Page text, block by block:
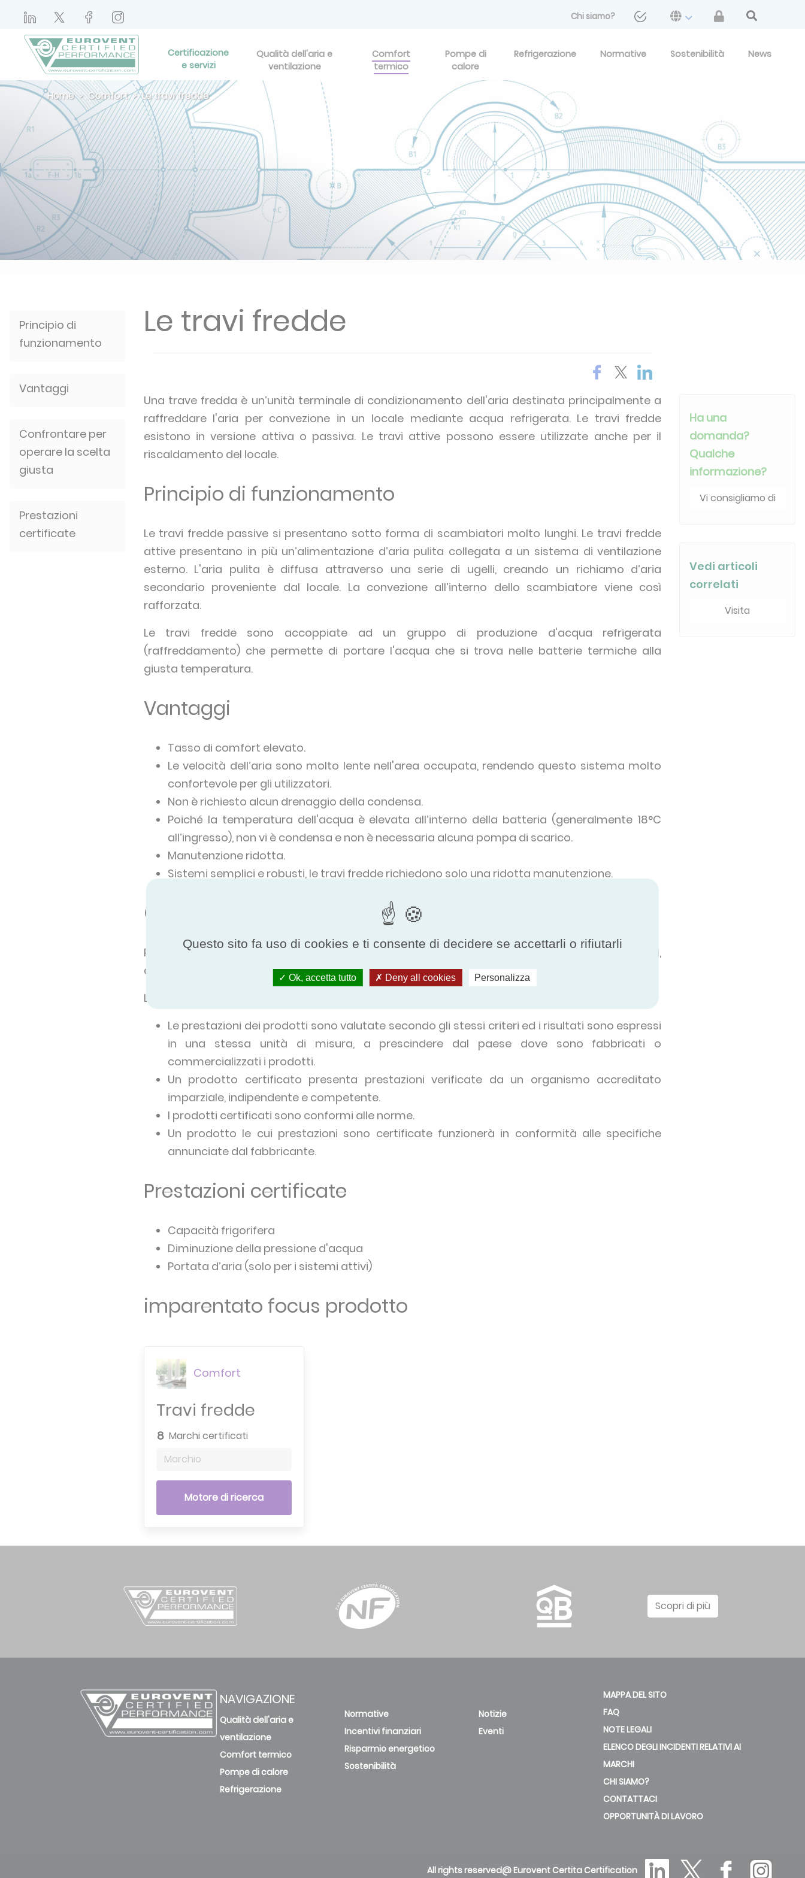
Chi siamo?
Certificazione
e servizi
Qualità dell'aria e
ventilazione
Comfort
termico
Pompe di
calore
Refrigerazione Normative Sostenibilità News
Home Comfort Le travi fredde
Principio di
funzionamento
Vantaggi
Confrontare per
operare la scelta
giusta
Prestazioni
certificate
Le travi fredde
Una trave fredda è un’unità terminale di condizionamento dell'aria destinata principalmente a
raffreddare l'aria per convezione in un locale mediante acqua refrigerata. Le travi fredde
esistono in versione attiva o passiva. Le travi attive possono essere utilizzate anche per il
riscaldamento del locale.
Principio di funzionamento
Le travi fredde passive si presentano sotto forma di scambiatori molto lunghi. Le travi fredde
attive presentano in più un’alimentazione d’aria pulita collegata a un sistema di ventilazione
esterno. L'aria pulita è diffusa attraverso una serie di ugelli, creando un richiamo d’aria
secondario proveniente dal locale. La convezione all’interno dello scambiatore viene così
rafforzata.
Le travi fredde sono accoppiate ad un gruppo di produzione d'acqua refrigerata
(raffreddamento) che permette di portare l'acqua che si trova nelle batterie termiche alla
giusta temperatura.
Vantaggi
Tasso di comfort elevato.
Le velocità dell’aria sono molto lente nell'area occupata, rendendo questo sistema molto
confortevole per gli utilizzatori.
Non è richiesto alcun drenaggio della condensa.
Poiché la temperatura dell'acqua è elevata all’interno della batteria (generalmente 18°C
all’ingresso), non vi è condensa e non è necessaria alcuna pompa di scarico.
Manutenzione ridotta.
Sistemi semplici e robusti, le travi fredde richiedono solo una ridotta manutenzione.
Confrontare per operare la scelta giusta
Per fare la scelta giusta, non vi è nulla di più semplice, basta confrontare i prodotti. Tuttavia,
quando le prestazioni degli apparecchi non sono certificate, è praticamente impossibile.
La certificazione permette di confrontare i prodotti in modo obiettivo.
Le prestazioni dei prodotti sono valutate secondo gli stessi criteri ed i risultati sono espressi
in una stessa unità di misura, a prescindere dal paese dove sono fabbricati o
commercializzati i prodotti.
Un prodotto certificato presenta prestazioni verificate da un organismo accreditato
imparziale, indipendente e competente.
I prodotti certificati sono conformi alle norme.
Un prodotto le cui prestazioni sono certificate funzionerà in conformità alle specifiche
annunciate dal fabbricante.
Prestazioni certificate
Capacità frigorifera
Diminuzione della pressione d'acqua
Portata d’aria (solo per i sistemi attivi)
imparentato focus prodotto
Comfort
Travi fredde
8 Marchi certificati
Marchio
Motore di ricerca
Ha una
domanda?
Qualche
informazione?
Vi consigliamo di
Vedi articoli
correlati
Visita
Scopri di più
NAVIGAZIONE
Qualità dell'aria e
ventilazione
Comfort termico
Pompe di calore
Refrigerazione
Normative
Incentivi finanziari
Risparmio energetico
Sostenibilità
Notizie
Eventi
MAPPA DEL SITO
FAQ
NOTE LEGALI
ELENCO DEGLI INCIDENTI RELATIVI AI
MARCHI
CHI SIAMO?
CONTATTACI
OPPORTUNITÀ DI LAVORO
All rights reserved@ Eurovent Certita Certification
Questo sito fa uso di cookies e ti consente di decidere se accettarli o rifiutarli
Ok, accetta tutto Deny all cookies Personalizza